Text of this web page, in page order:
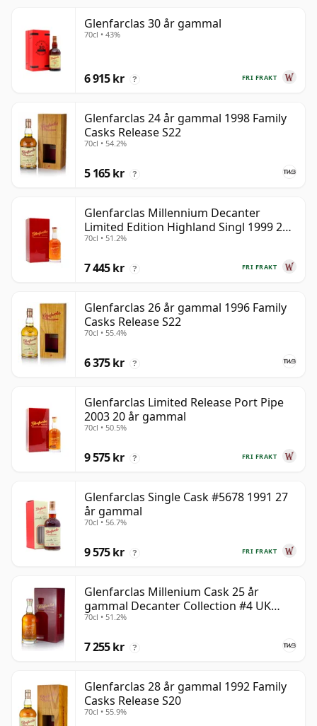
Glenfarclas 30 år gammal
70cl • 43%
FRI FRAKT
6 915 kr ?
Glenfarclas 24 år gammal 1998 Family
Casks Release S22
70cl • 54.2%
5 165 kr ?
Glenfarclas Millennium Decanter
Limited Edition Highland Singl 1999 25
år gammal
70cl • 51.2%
FRI FRAKT
7 445 kr ?
Glenfarclas 26 år gammal 1996 Family
Casks Release S22
70cl • 55.4%
6 375 kr ?
Glenfarclas Limited Release Port Pipe
2003 20 år gammal
70cl • 50.5%
FRI FRAKT
9 575 kr ?
Glenfarclas Single Cask #5678 1991 27
år gammal
70cl • 56.7%
FRI FRAKT
9 575 kr ?
Glenfarclas Millenium Cask 25 år
gammal Decanter Collection #4 UK
Exclusive
70cl • 51.2%
7 255 kr ?
Glenfarclas 28 år gammal 1992 Family
Casks Release S20
70cl • 55.9%